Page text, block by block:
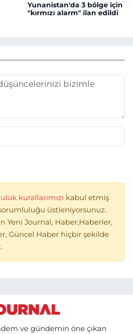
Yunanistan'da 3 bölge için
"kırmızı alarm" ilan edildi
kurallarımızı kabul etmiş
üstleniyorsunuz.
Yeni Journal, Haber,Haberler,
Güncel Haber hiçbir şekilde
ve gündemin öne çıkan